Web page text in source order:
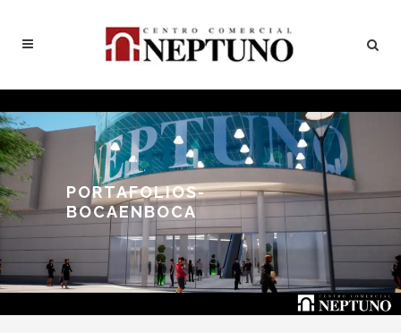
PORTAFOLIOS-
BOCAENBOCA